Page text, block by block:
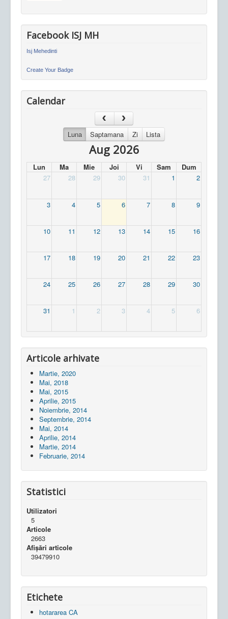
Facebook ISJ MH
Isj Mehedinti
Create Your Badge
Calendar
Luna Saptamana Zi Lista
Aug 2026
Lun Ma Mie Joi Vi Sam
Dum
27
28 29 30 31 1 2
3 4 5 6 7 8 9
10 11 12 13 14 15 16
17 18 19 20 21 22 23
24 25 26 27 28 29 30
31 1 2 3 4 5 6
Articole arhivate
Martie, 2020
Mai, 2018
Mai, 2015
Aprilie, 2015
Noiembrie, 2014
Septembrie, 2014
Mai, 2014
Aprilie, 2014
Martie, 2014
Februarie, 2014
Statistici
Utilizatori
5
Articole
2663
Afișări articole
39479910
Etichete
hotararea CA